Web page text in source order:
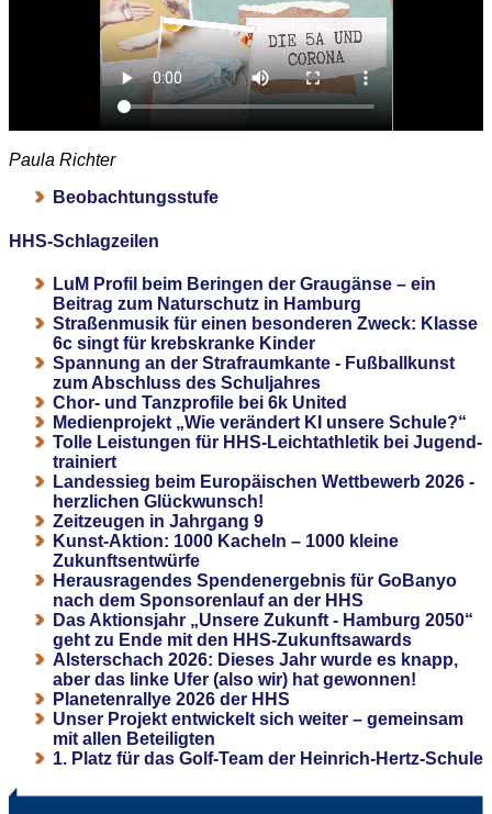
Paula Richter
Beobachtungsstufe
HHS-Schlagzeilen
LuM Profil beim Beringen der Graugänse – ein
Beitrag zum Naturschutz in Hamburg
Straßenmusik für einen besonderen Zweck: Klasse
6c singt für krebskranke Kinder
Spannung an der Strafraumkante - Fußballkunst
zum Abschluss des Schuljahres
Chor- und Tanzprofile bei 6k United
Medienprojekt „Wie verändert KI unsere Schule?“
Tolle Leistungen für HHS-Leichtathletik bei Jugend-
trainiert
Landessieg beim Europäischen Wettbewerb 2026 -
herzlichen Glückwunsch!
Zeitzeugen in Jahrgang 9
Kunst-Aktion: 1000 Kacheln – 1000 kleine
Zukunftsentwürfe
Herausragendes Spendenergebnis für GoBanyo
nach dem Sponsorenlauf an der HHS
Das Aktionsjahr „Unsere Zukunft - Hamburg 2050“
geht zu Ende mit den HHS-Zukunftsawards
Alsterschach 2026: Dieses Jahr wurde es knapp,
aber das linke Ufer (also wir) hat gewonnen!
Planetenrallye 2026 der HHS
Unser Projekt entwickelt sich weiter – gemeinsam
mit allen Beteiligten
1. Platz für das Golf-Team der Heinrich-Hertz-Schule